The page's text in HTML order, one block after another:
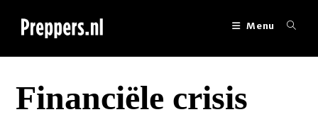
Menu
Financiële crisis